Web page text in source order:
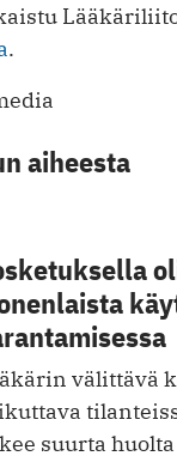
.
aiheesta
välittävä
suurta huolta